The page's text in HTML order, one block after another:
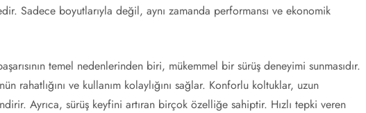
Sadece boyutlarıyla değil, aynı zamanda performansı ve ekonomik
temel nedenlerinden biri, mükemmel bir sürüş deneyimi sunmasıdır.
rahatlığını ve kullanım kolaylığını sağlar. Konforlu koltuklar, uzun
Ayrıca, sürüş keyfini artıran birçok özelliğe sahiptir. Hızlı tepki veren